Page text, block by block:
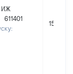
ИЖ
611401
1500